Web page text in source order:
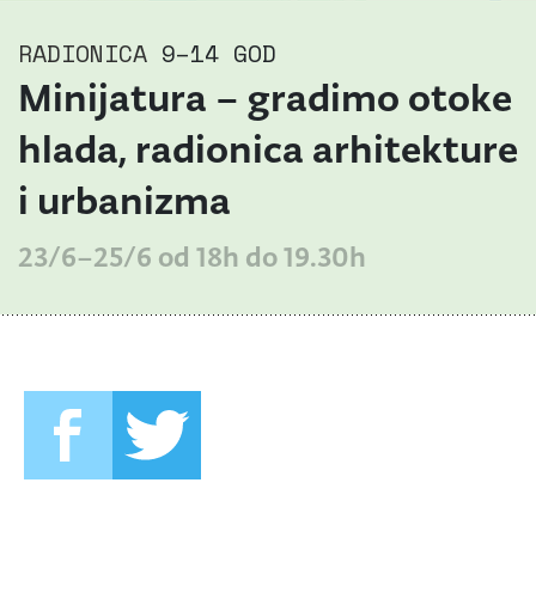
RADIONICA 9–14 GOD
Minijatura – gradimo otoke
hlada, radionica arhitekture
i urbanizma
23/6–25/6 od 18h do 19.30h